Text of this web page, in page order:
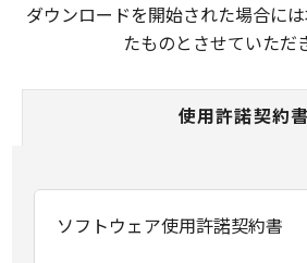
ダウンロードを開始された場合に
たものとさせていただ
使用許諾契約書
ソフトウェア使用許諾契約書